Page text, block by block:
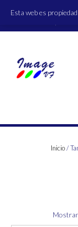
Esta web es
Inicio/